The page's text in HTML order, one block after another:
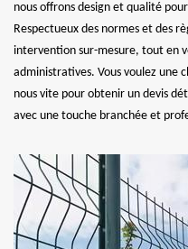
nous offrons design et qualité
Respectueux des normes et des
intervention sur-mesure, tout en
administratives. Vous voulez une
nous vite pour obtenir un devis
avec une touche branchée et